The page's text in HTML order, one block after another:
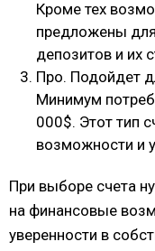
Кроме тех
предложены
депозитов и их
Про. Подойдет
Минимум
000$. Этот тип
возможности и
При выборе счета
на финансовые
уверенности в